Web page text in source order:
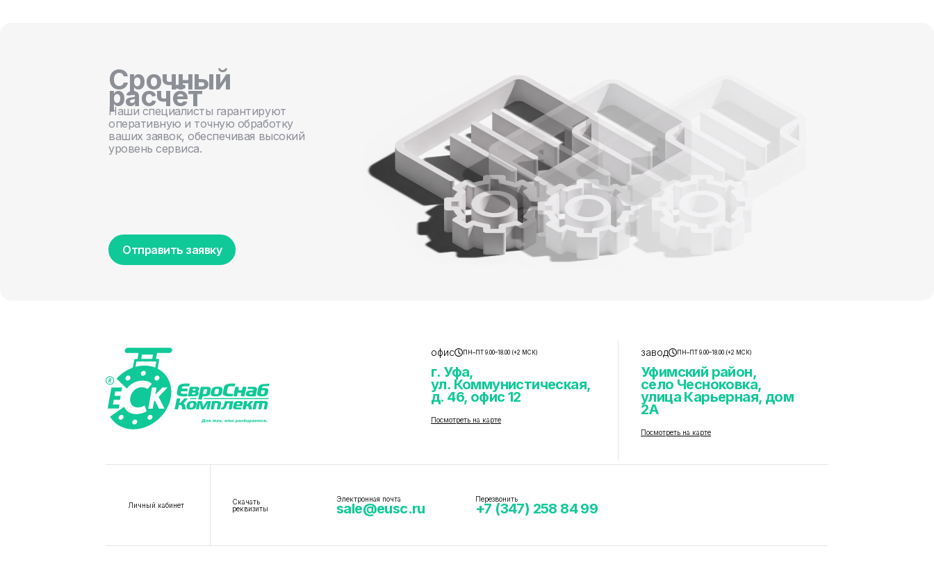
Срочный
расчёт
Наши специалисты гарантируют
оперативную и точную обработку
ваших заявок, обеспечивая высокий
уровень сервиса.
Отправить заявку
офис ПН–ПТ 9.00–18.00 (+2 МСК)
г. Уфа,
ул. Коммунистическая,
д. 46, офис 12
Посмотреть на карте
завод ПН–ПТ 9.00–18.00 (+2 МСК)
Уфимский район,
село Чесноковка,
улица Карьерная, дом
2А
Посмотреть на карте
Личный кабинет
Скачать
реквизиты
Электронная почта
sale@eusc.ru
Перезвонить
+7 (347) 258 84 99